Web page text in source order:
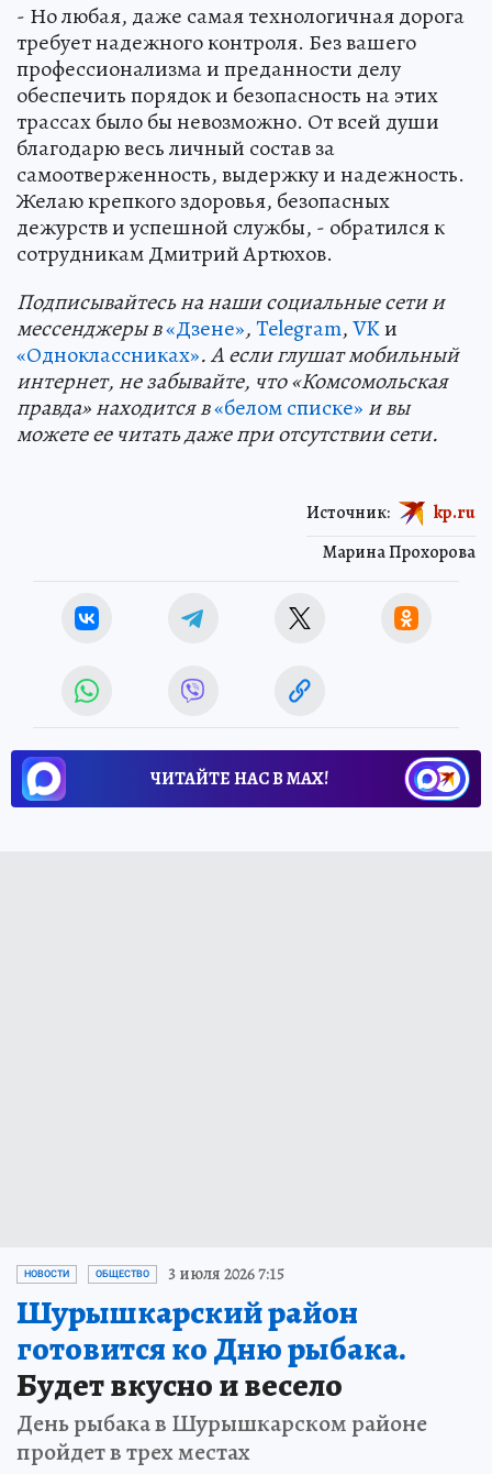
- Но любая, даже самая технологичная дорога
требует надежного контроля. Без вашего
профессионализма и преданности делу
обеспечить порядок и безопасность на этих
трассах было бы невозможно. От всей души
благодарю весь личный состав за
самоотверженность, выдержку и надежность.
Желаю крепкого здоровья, безопасных
дежурств и успешной службы, - обратился к
сотрудникам Дмитрий Артюхов.
Подписывайтесь на наши социальные сети и
мессенджеры в«Дзене»,Telegram,VKи
«Одноклассниках». А если глушат мобильный
интернет, не забывайте, что «Комсомольская
правда» находится в«белом списке» и вы
можете ее читать даже при отсутствии сети.
Марина Прохорова
Источник: kp.ru
ЧИТАЙТЕ НАС В МАХ!
НОВОСТИ ОБЩЕСТВО 3 июля 2026 7:15
Шурышкарский район
готовится ко Дню рыбака.
Будет вкусно и весело
День рыбака в Шурышкарском районе
пройдет в трех местах